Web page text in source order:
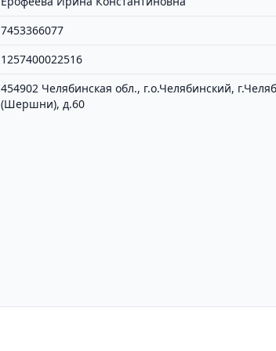
7453366077
1257400022516
454902 Челябинская обл., г.о.Челябинский,
(Шершни), д.60